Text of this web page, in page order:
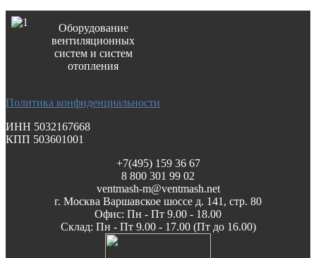
Оборудование
вентиляционных
систем и систем
отопления
Политика конфиденциальности
ИНН 5032167668
КПП 503601001
+7(495) 159 36 67
8 800 301 99 02
ventmash-m@ventmash.net
г. Москва Варшавское шоссе д. 141, стр. 80
Офис: Пн - Пт 9.00 - 18.00
Склад: Пн - Пт 9.00 - 17.00 (Пт до 16.00)